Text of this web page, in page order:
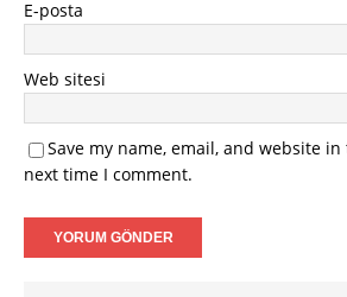
E-posta
Web sitesi
Save my name, email, and website
next time I comment.